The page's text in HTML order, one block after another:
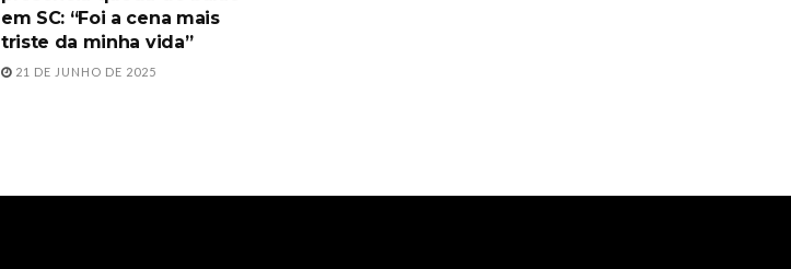
em SC: “Foi a cena mais
triste da minha vida”
21 DE JUNHO DE 2025